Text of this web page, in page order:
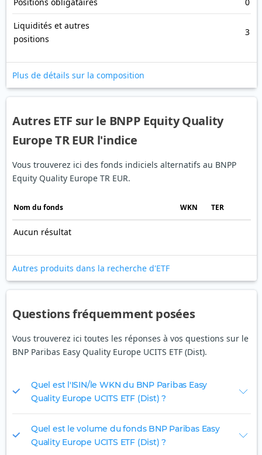
Liquidités et autres
positions
3
Plus de détails sur la composition
Autres ETF sur le BNPP Equity Quality
Europe TR EUR l'indice
Vous trouverez ici des fonds indiciels alternatifs au BNPP
Equity Quality Europe TR EUR.
Nom du fonds WKN TER
Aucun résultat
Autres produits dans la recherche d'ETF
Questions fréquemment posées
Vous trouverez ici toutes les réponses à vos questions sur le
BNP Paribas Easy Quality Europe UCITS ETF (Dist).
Quel est l'ISIN/le WKN du BNP Paribas Easy
Quality Europe UCITS ETF (Dist) ?
Quel est le volume du fonds BNP Paribas Easy
Quality Europe UCITS ETF (Dist) ?